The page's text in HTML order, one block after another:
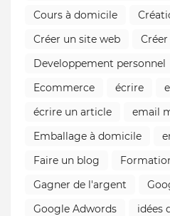
Cours à domicile
Créer un site web
Developpement personnel
Ecommerce
écrire
écrire un article
email
Emballage à domicile
Faire un blog
Gagner de l'argent
Google Adwords
idées